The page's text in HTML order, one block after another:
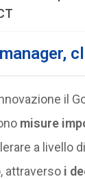
il
misure
a livello
attraverso i